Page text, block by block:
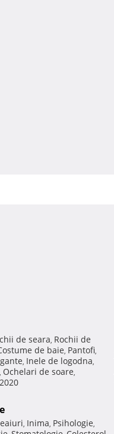
de seara, Rochii de
de baie, Pantofi,
, Inele de logodna,
, Ochelari de soare,
, Inima, Psihologie,